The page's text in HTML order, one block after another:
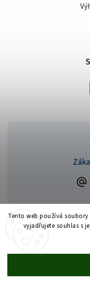
Tento web používá
vyjadřujete souhlas s
Vrácení zboží
Copyright